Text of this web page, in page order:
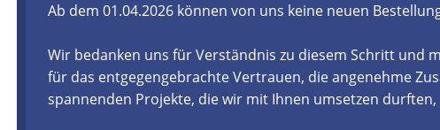
Ab dem 01.04.2026 können von uns keine neuen
Wir bedanken uns für Verständnis zu diesem Schritt und
für das entgegengebrachte Vertrauen, die angenehme
spannenden Projekte, die wir mit Ihnen umsetzen